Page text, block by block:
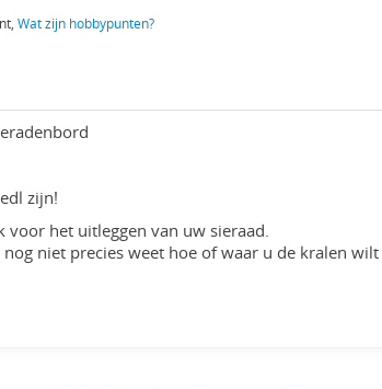
Wat zijn hobbypunten?
zijn!
het uitleggen van uw sieraad.
niet precies weet hoe of waar u de kralen